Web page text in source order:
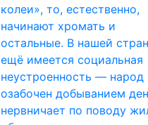
колеи», то, естественно,
начинают хромать и
остальные. В нашей
ещё имеется социальная
неустроенность — народ
озабочен добыванием
нервничает по поводу